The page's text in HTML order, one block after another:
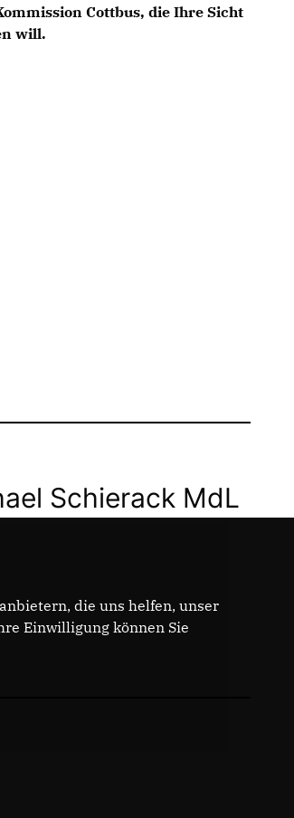
Cottbus, die Ihre Sicht
will.
Schierack MdL
die uns helfen, unser
Einwilligung können Sie